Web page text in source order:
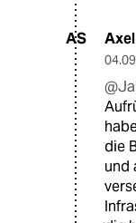
AS
die
und